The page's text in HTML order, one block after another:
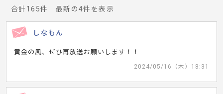
合計165件 最新の4件を表示
しなもん
黄金の風、ぜひ再放送お願いします！！
2024/05/16（木）18:31